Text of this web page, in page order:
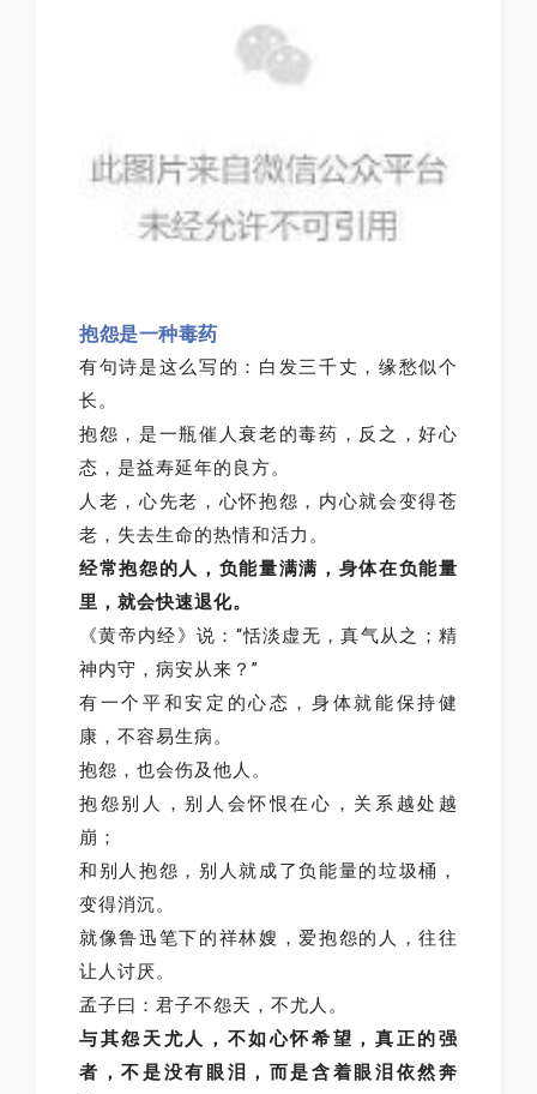
抱怨是一种毒药
有句诗是这么写的：白发三千丈，缘愁似个
长。
抱怨，是一瓶催人衰老的毒药，反之，好心
态，是益寿延年的良方。
人老，心先老，心怀抱怨，内心就会变得苍
老，失去生命的热情和活力。
经常抱怨的人，负能量满满，身体在负能量
里，就会快速退化。
《黄帝内经》说：“恬淡虚无，真气从之；精
神内守，病安从来？”
有一个平和安定的心态，身体就能保持健
康，不容易生病。
抱怨，也会伤及他人。
抱怨别人，别人会怀恨在心，关系越处越
崩；
和别人抱怨，别人就成了负能量的垃圾桶，
变得消沉。
就像鲁迅笔下的祥林嫂，爱抱怨的人，往往
让人讨厌。
孟子曰：君子不怨天，不尤人。
与其怨天尤人，不如心怀希望，真正的强
者，不是没有眼泪，而是含着眼泪依然奔